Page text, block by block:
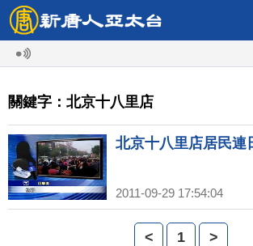
關鍵字：北京十八里店
北京十八里店居民連
2011-09-29 17:54:04
< 1 >